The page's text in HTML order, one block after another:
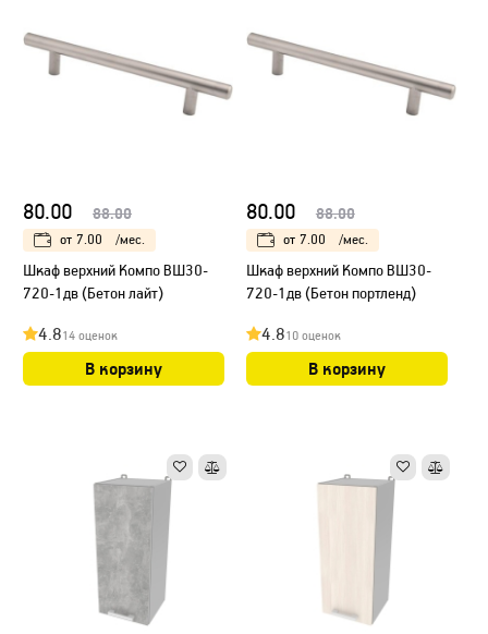
80.00 88.00
от 7.00 /мес.
Шкаф верхний Компо ВШ30-
720-1дв (Бетон лайт)
4.814 оценок
В корзину
80.00 88.00
от 7.00 /мес.
Шкаф верхний Компо ВШ30-
720-1дв (Бетон портленд)
4.810 оценок
В корзину